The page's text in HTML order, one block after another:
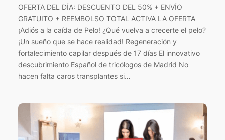
OFERTA DEL DÍA: DESCUENTO DEL 50% + ENVÍO
GRATUITO + REEMBOLSO TOTAL ACTIVA LA OFERTA
¡Adiós a la caída de Pelo! ¿Qué vuelva a crecerte el pelo?
¡Un sueño que se hace realidad! Regeneración y
fortalecimiento capilar después de 17 días El innovativo
descubrimiento Español de tricólogos de Madrid No
hacen falta caros transplantes si…